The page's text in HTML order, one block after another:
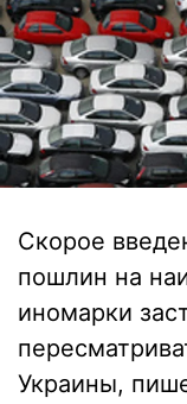
Скорое
пошлин на
иномарки
Украины,